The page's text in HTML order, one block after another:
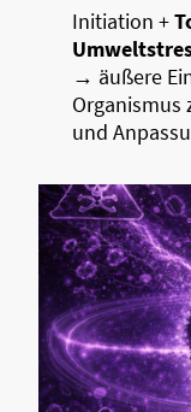
Initiation +
→ äußere
Organismus
und